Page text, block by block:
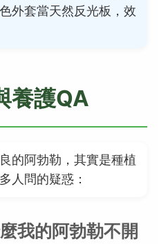
外套當天然反光板，效
養護QA
的阿勃勒，其實是種植
人問的疑惑：
我的阿勃勒不開